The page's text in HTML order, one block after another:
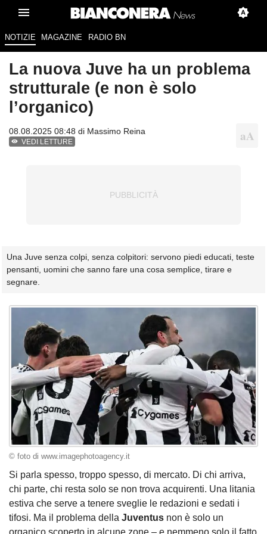
NOTIZIE MAGAZINE RADIO BN
La nuova Juve ha un problema
strutturale (e non è solo
l’organico)
08.08.2025 08:48 di Massimo Reina
VEDI LETTURE
Una Juve senza colpi, senza colpitori: servono piedi educati, teste
pensanti, uomini che sanno fare una cosa semplice, tirare e
segnare.
© foto di www.imagephotoagency.it
Si parla spesso, troppo spesso, di mercato. Di chi arriva,
chi parte, chi resta solo se non trova acquirenti. Una litania
estiva che serve a tenere sveglie le redazioni e sedati i
tifosi. Ma il problema della Juventus non è solo un